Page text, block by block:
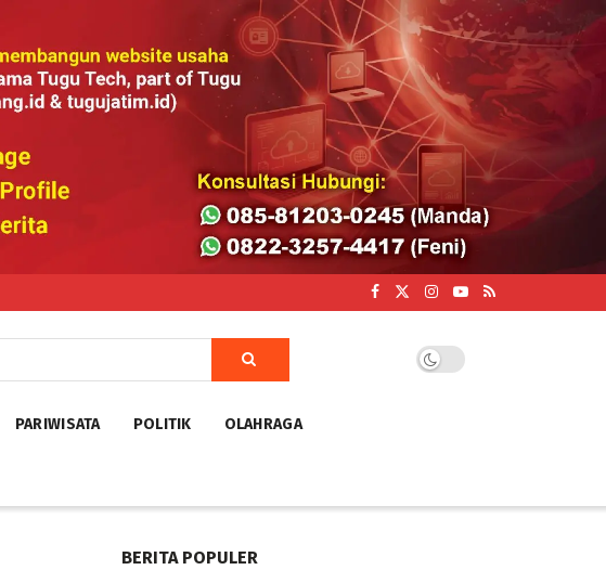
PARIWISATA POLITIK OLAHRAGA
BERITA POPULER